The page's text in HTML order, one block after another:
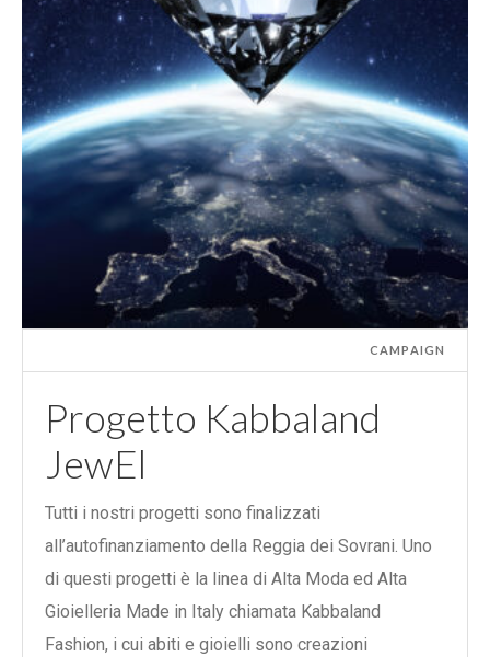
CAMPAIGN
Progetto Kabbaland
JewEl
Tutti i nostri progetti sono finalizzati
all’autofinanziamento della Reggia dei Sovrani. Uno
di questi progetti è la linea di Alta Moda ed Alta
Gioielleria Made in Italy chiamata Kabbaland
Fashion, i cui abiti e gioielli sono creazioni